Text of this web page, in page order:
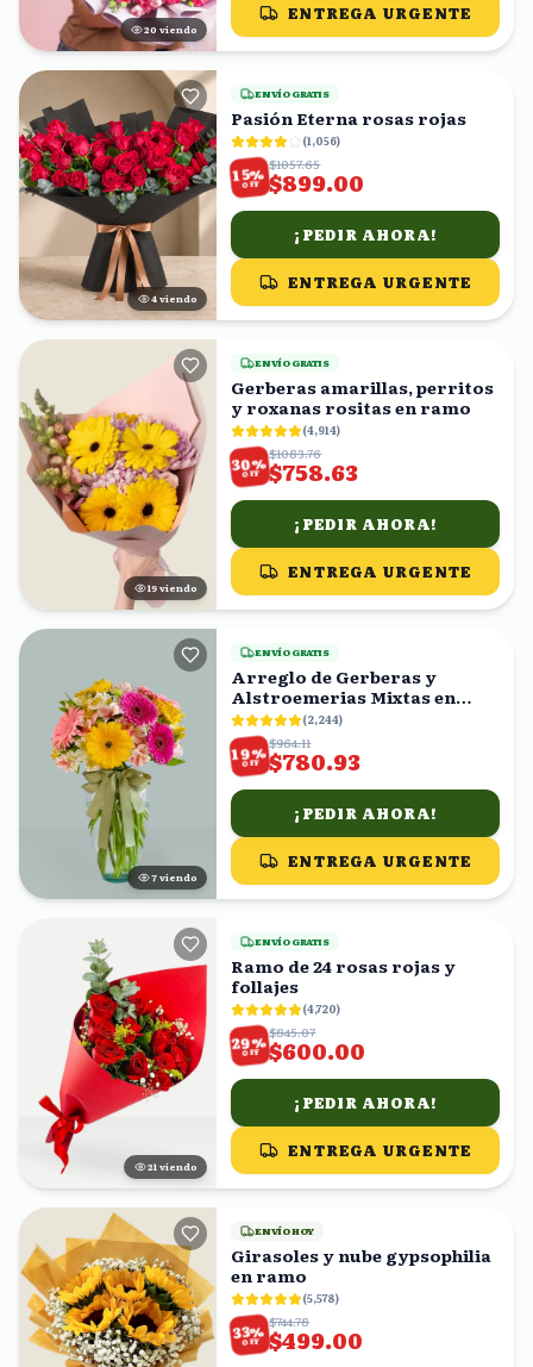
20 viendo
ENTREGA URGENTE
4 viendo
ENVÍO GRATIS
Pasión Eterna rosas rojas
(1,056)
15%
OFF
$1057.65
$899.00
¡PEDIR AHORA!
ENTREGA URGENTE
19 viendo
ENVÍO GRATIS
Gerberas amarillas, perritos
y roxanas rositas en ramo
(4,914)
30%
OFF
$1083.76
$758.63
¡PEDIR AHORA!
ENTREGA URGENTE
7 viendo
ENVÍO GRATIS
Arreglo de Gerberas y
Alstroemerias Mixtas en
Florero con Moño Verde
(2,244)
19%
OFF
$964.11
$780.93
¡PEDIR AHORA!
ENTREGA URGENTE
21 viendo
ENVÍO GRATIS
Ramo de 24 rosas rojas y
follajes
(4,720)
29%
OFF
$845.07
$600.00
¡PEDIR AHORA!
ENTREGA URGENTE
ENVÍO HOY
Girasoles y nube gypsophilia
en ramo
(5,578)
33%
OFF
$744.78
$499.00